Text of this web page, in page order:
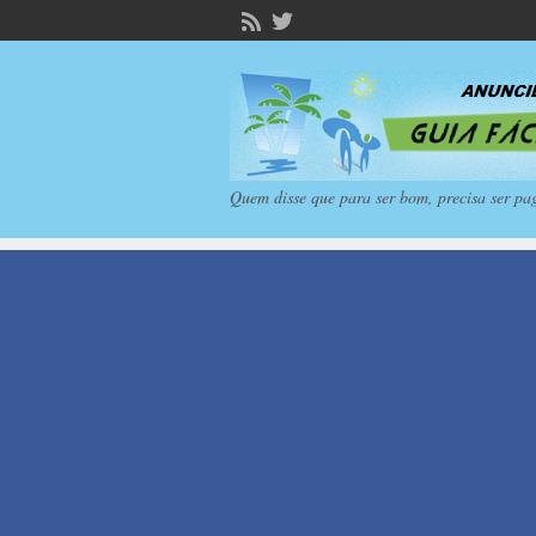
Quem disse que para ser bom, precisa ser